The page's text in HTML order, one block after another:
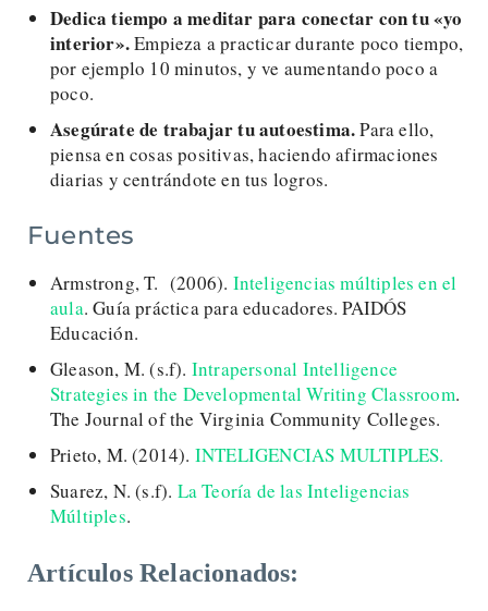
Dedica tiempo a meditar para conectar con tu «yo
interior».Empieza a practicar durante poco tiempo,
por ejemplo 10 minutos, y ve aumentando poco a
poco.
Asegúrate de trabajar tu autoestima.Para ello,
piensa en cosas positivas, haciendo afirmaciones
diarias y centrándote en tus logros.
Fuentes
Armstrong, T. (2006). Inteligencias múltiples en el
aula. Guía práctica para educadores. PAIDÓS
Educación.
Gleason, M. (s.f). Intrapersonal Intelligence
Strategies in the Developmental Writing Classroom.
The Journal of the Virginia Community Colleges.
Prieto, M. (2014). INTELIGENCIAS MULTIPLES.
Suarez, N. (s.f). La Teoría de las Inteligencias
Múltiples.
Artículos Relacionados: